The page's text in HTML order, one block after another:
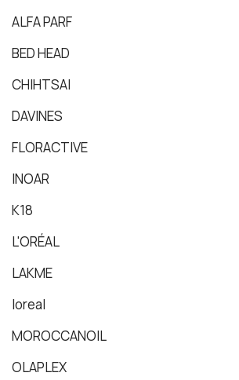
ALFA PARF
BED HEAD
CHIHTSAI
DAVINES
FLORACTIVE
INOAR
K18
L'ORÉAL
LAKME
loreal
MOROCCANOIL
OLAPLEX